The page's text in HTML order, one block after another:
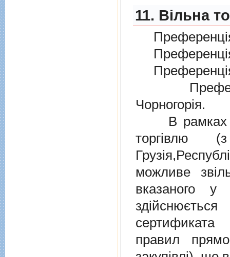
11. Вільна
Чорногорія.
В рамках
торгiвлю
можливе
вказаного у
правил